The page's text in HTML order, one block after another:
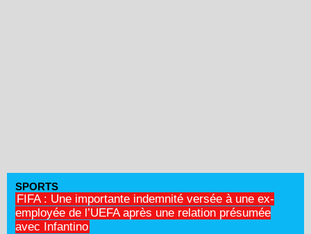
SPORTS
FIFA : Une importante indemnité versée à une ex-
employée de l’UEFA après une relation présumée
avec Infantino